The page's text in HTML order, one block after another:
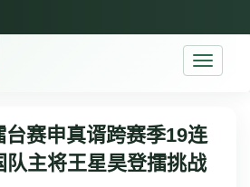
Toggle
赛申真谞跨赛季19连
队主将王星昊登擂挑战